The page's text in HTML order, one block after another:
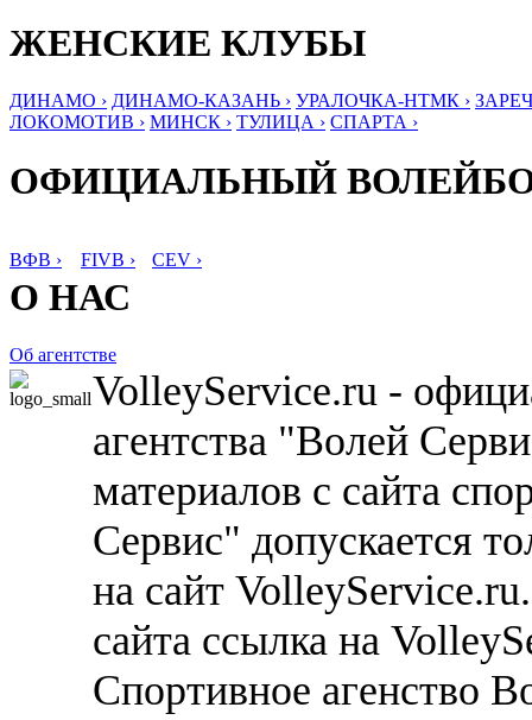
ЖЕНСКИЕ КЛУБЫ
ДИНАМО › ДИНАМО-КАЗАНЬ › УРАЛОЧКА-НТМК ›
ЛОКОМОТИВ › МИНСК › ТУЛИЦА › СПАРТА ›
ОФИЦИАЛЬНЫЙ
ВФВ › FIVB › CEV ›
О НАС
Об агентстве
VolleyService.ru -
агентства "Волей
материалов с сайта
Сервис" допускается
на сайт
сайта ссылка на
Спортивное агенство